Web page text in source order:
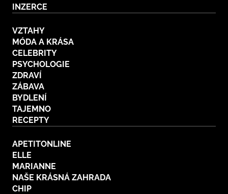
INZERCE
VZTAHY
MÓDA A KRÁSA
CELEBRITY
PSYCHOLOGIE
ZDRAVÍ
ZÁBAVA
BYDLENÍ
TAJEMNO
RECEPTY
APETITONLINE
ELLE
MARIANNE
NAŠE KRÁSNÁ ZAHRADA
CHIP